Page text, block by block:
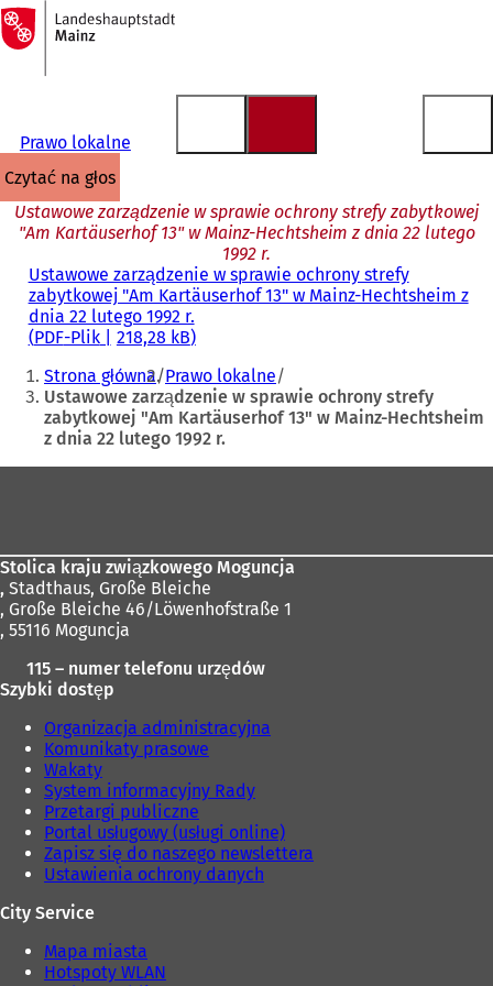
Przejdź do treści
Do
strony
głównej
Prawo lokalne
czytać na głos
Ustawowe zarządzenie w sprawie ochrony strefy zabytkowej
"Am Kartäuserhof 13" w Mainz-Hechtsheim z dnia 22 lutego
1992 r.
Ustawowe zarządzenie w sprawie ochrony strefy
zabytkowej "Am Kartäuserhof 13" w Mainz-Hechtsheim z
dnia 22 lutego 1992 r.
PDF-Plik 218,28 kB
Jesteś
tutaj:
Strona główna Prawo lokalne
Ustawowe zarządzenie w sprawie ochrony strefy
zabytkowej "Am Kartäuserhof 13" w Mainz-Hechtsheim
z dnia 22 lutego 1992 r.
Stolica kraju związkowego Moguncja
, Stadthaus, Große Bleiche
, Große Bleiche 46/Löwenhofstraße 1
, 55116 Moguncja
115 – numer telefonu urzędów
Szybki dostęp
Organizacja administracyjna
Komunikaty prasowe
Wakaty
System informacyjny Rady
Przetargi publiczne
Portal usługowy (usługi online)
Zapisz się do naszego newslettera
Ustawienia ochrony danych
City Service
Mapa miasta
Hotspoty WLAN